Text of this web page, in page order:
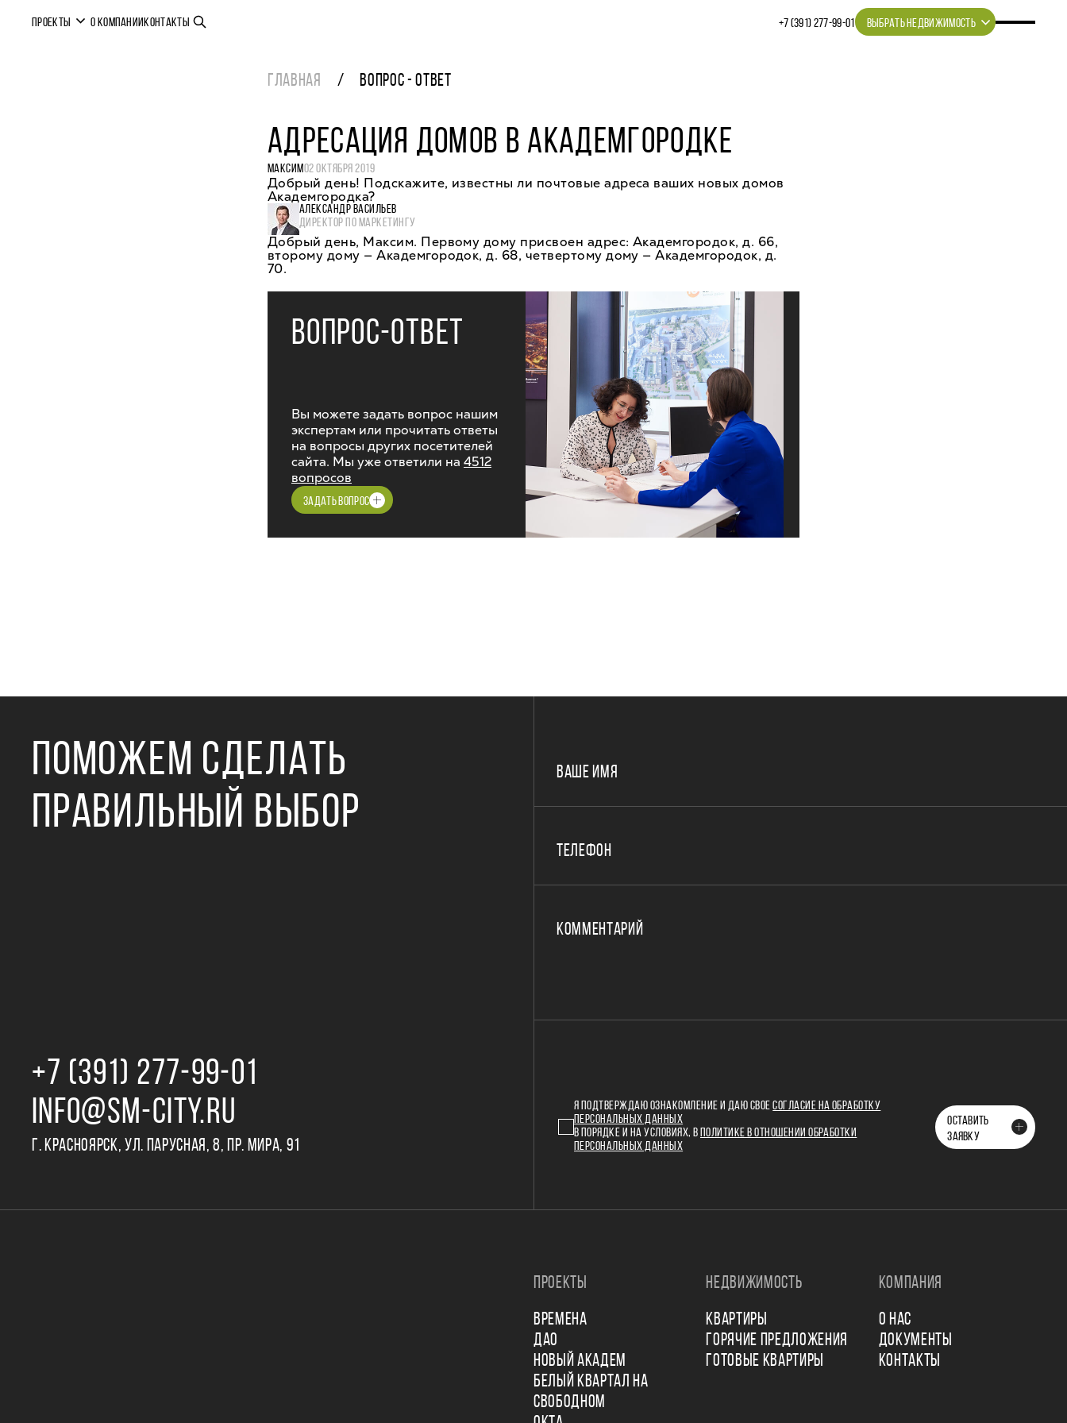
ПРОЕКТЫ О КОМПАНИИКОНТАКТЫ +7 (391) 277‒99‒01 ВЫБРАТЬ НЕДВИЖИМОСТЬ
ГЛАВНАЯ ВОПРОС - ОТВЕТ
АДРЕСАЦИЯ ДОМОВ В АКАДЕМГОРОДКЕ
МАКСИМ02 ОКТЯБРЯ 2019
Добрый день! Подскажите, известны ли почтовые адреса ваших новых домов
Академгородка?
АЛЕКСАНДР ВАСИЛЬЕВ
ДИРЕКТОР ПО МАРКЕТИНГУ
Добрый день, Максим. Первому дому присвоен адрес: Академгородок, д. 66,
второму дому — Академгородок, д. 68, четвертому дому — Академгородок, д.
70.
ВОПРОС-ОТВЕТ
Вы можете задать вопрос нашим
экспертам или прочитать ответы
на вопросы других посетителей
сайта. Мы уже ответили на 4512
вопросов
ЗАДАТЬ ВОПРОС
ПОМОЖЕМ СДЕЛАТЬ
ПРАВИЛЬНЫЙ ВЫБОР
+7 (391) 277‒99‒01
INFO@SM-CITY.RU
Г. КРАСНОЯРСК, УЛ. ПАРУСНАЯ, 8, ПР. МИРА, 91
ВАШЕ ИМЯ
ТЕЛЕФОН
КОММЕНТАРИЙ
Я ПОДТВЕРЖДАЮ ОЗНАКОМЛЕНИЕ И ДАЮ СВОЕСОГЛАСИЕ НА ОБРАБОТКУ
ПЕРСОНАЛЬНЫХ ДАННЫХ
В ПОРЯДКЕ И НА УСЛОВИЯХ, В
ПОЛИТИКЕ В ОТНОШЕНИИ ОБРАБОТКИ
ПЕРСОНАЛЬНЫХ ДАННЫХ
ОСТАВИТЬ
ЗАЯВКУ
ПРОЕКТЫ
ВРЕМЕНА
ДАО
НОВЫЙ АКАДЕМ
БЕЛЫЙ КВАРТАЛ НА
СВОБОДНОМ
НЕДВИЖИМОСТЬ
КВАРТИРЫ
ГОРЯЧИЕ ПРЕДЛОЖЕНИЯ
ГОТОВЫЕ КВАРТИРЫ
КОМПАНИЯ
О НАС
ДОКУМЕНТЫ
КОНТАКТЫ